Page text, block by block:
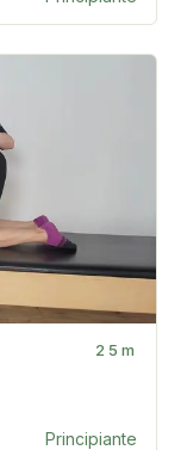
25m
Principiante